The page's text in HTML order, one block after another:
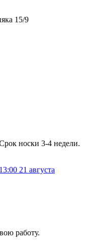
15/9
носки 3-4 недели.
13:00 21 августа
работу.